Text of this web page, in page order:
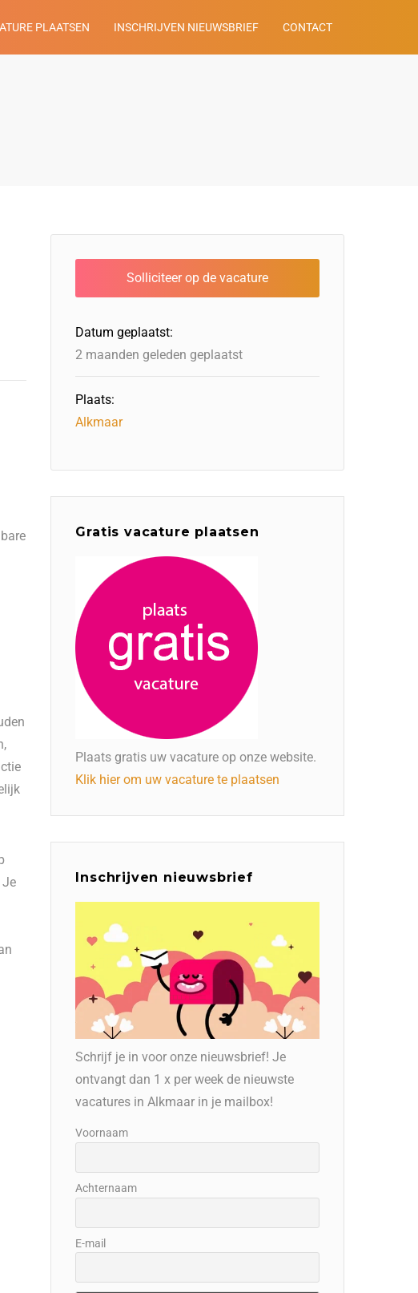
PLAATSEN INSCHRIJVEN NIEUWSBRIEF CONTACT
Je
Datum geplaatst:
2 maanden geleden geplaatst
Plaats:
Alkmaar
Gratis vacature plaatsen
Plaats gratis uw vacature op onze website.
Klik hier om uw vacature te plaatsen
Inschrijven nieuwsbrief
Schrijf je in voor onze nieuwsbrief! Je
ontvangt dan 1 x per week de nieuwste
vacatures in Alkmaar in je mailbox!
Voornaam
Achternaam
E-mail